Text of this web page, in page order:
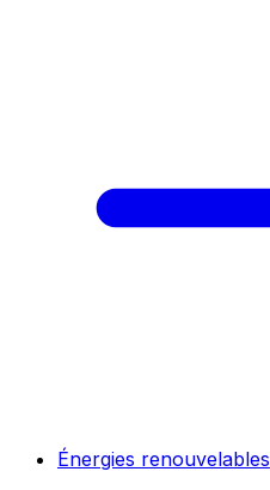
Énergies renouvelables